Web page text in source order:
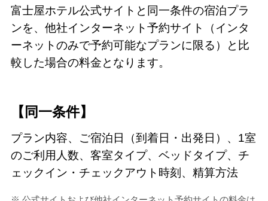
富士屋ホテル公式サイトと同一条件の宿泊プラ
ンを、他社インターネット予約サイト（インタ
ーネットのみで予約可能なプランに限る）と比
較した場合の料金となります。
【同一条件】
プラン内容、ご宿泊日（到着日・出発日）、1室
のご利用人数、客室タイプ、ベッドタイプ、チ
ェックイン・チェックアウト時刻、精算方法